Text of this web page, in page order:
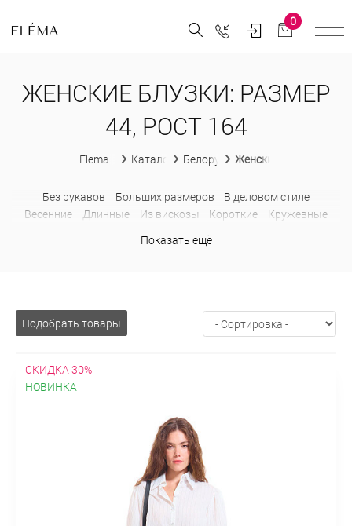
0
ЖЕНСКИЕ БЛУЗКИ: РАЗМЕР
44, РОСТ 164
Elema Каталог Белорусская женская одежда
Женские блузки
Без рукавов Больших размеров
В деловом стиле
Весенние
Длинные Из вискозы Короткие
Кружевные
Показать ещё
Подобрать товары
СКИДКА 30%
НОВИНКА